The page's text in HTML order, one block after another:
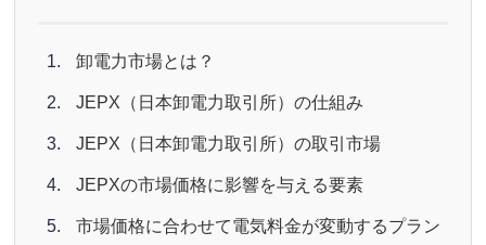
卸電力市場とは？
JEPX（日本卸電力取引所）の仕組み
JEPX（日本卸電力取引所）の取引市場
JEPXの市場価格に影響を与える要素
市場価格に合わせて電気料金が変動するプラン